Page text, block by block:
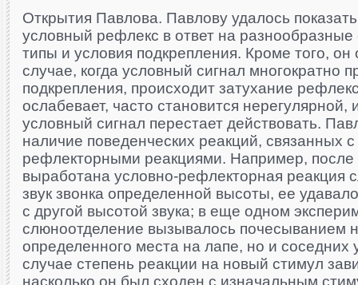
Открытия Павлова. Павлову удалось
условный рефлекс в ответ на
типы и условия подкрепления. Кроме того,
случае, когда условный сигнал многократно
подкрепления, происходит затухание
ослабевает, часто становится нерегулярной,
условный сигнал перестает действовать.
наличие поведенческих реакций, связанных
рефлекторными реакциями. Например, после
выработана условно-рефлекторная реакция
звук звонка определенной высоты, ее
с другой высотой звука; в еще одном
слюноотделение вызывалось почесыванием
определенного места на лапе, но и соседних
случае степень реакции на новый стимул
насколько он был сходен с изначальным